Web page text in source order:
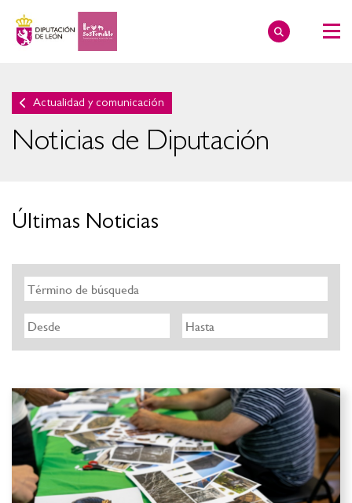
Actualidad y comunicación
Noticias de Diputación
Últimas Noticias